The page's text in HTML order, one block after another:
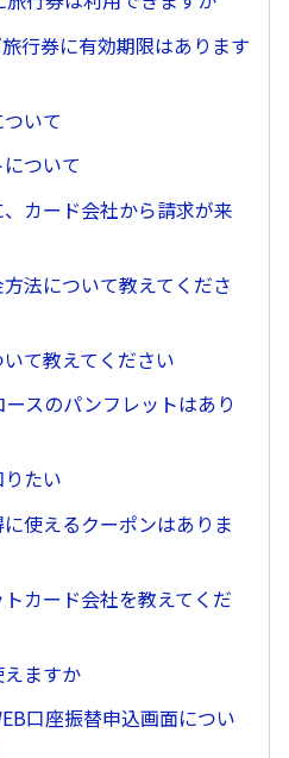
行券に有効期限はあります
いて
ついて
カード会社から請求が来
法について教えてくださ
て教えてください
スのパンフレットはあり
たい
使えるクーポンはありま
カード会社を教えてくだ
ますか
口座振替申込画面につい